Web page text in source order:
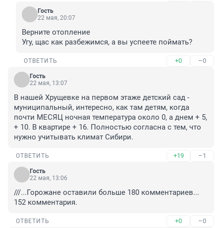
Гость
22 мая, 20:07
Верните отопление
Угу, щас как разбежимся, а вы успеете поймать?
ОТВЕТИТЬ +0 –0
Гость
22 мая, 13:07
В нашей Хрущевке на первом этаже детский сад -
муниципальный, интересно, как там детям, когда
почти МЕСЯЦ ночная температура около 0, а днем + 5,
+ 10. В квартире + 16. Полностью согласна с тем, что
нужно учитывать климат Сибири.
ОТВЕТИТЬ +19 –1
Гость
22 мая, 13:06
///...Горожане оставили больше 180 комментариев...
152 комментария.
ОТВЕТИТЬ +0 –0